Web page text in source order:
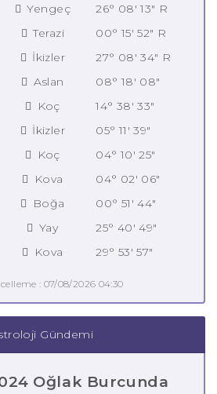
Yengeç
26° 08' 13" R
Terazi
00° 15' 52" R
İkizler
27° 08' 34" R
Aslan
08° 18' 08"
Koç
14° 38' 33"
İkizler
05° 11' 39"
Koç
04° 10' 25"
Kova
04° 02' 06"
Boğa
00° 51' 44"
Yay
25° 40' 49"
Kova 29° 53' 57"
: 07/08/2026 04:30
Gündemi
Oğlak Burcunda